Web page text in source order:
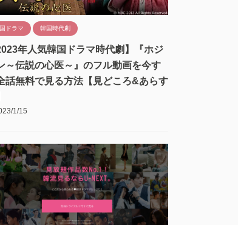
ドラマ 韓国時代劇
年人気韓国ドラマ時代劇】『ホジ
～伝説の心医～』のフル動画を今す
話無料で見る方法【見どころ&あらす
1/15